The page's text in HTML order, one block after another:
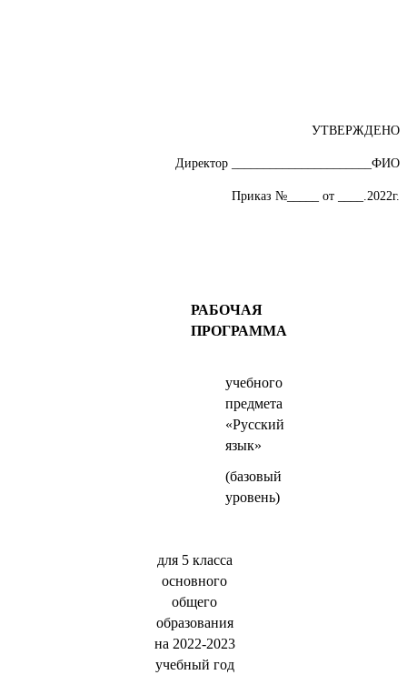
УТВЕРЖДЕНО
Директор ______________________ФИО
Приказ №_____ от ____.2022г.
РАБОЧАЯ
ПРОГРАММА
учебного
предмета
«Русский
язык»
(базовый
уровень)
для 5 класса
основного
общего
образования
на 2022-2023
учебный год